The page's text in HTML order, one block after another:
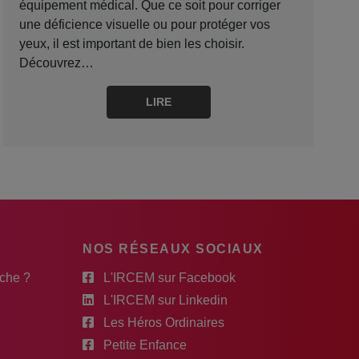
équipement médical. Que ce soit pour corriger
une déficience visuelle ou pour protéger vos
yeux, il est important de bien les choisir.
Découvrez…
LIRE
?
NOS RÉSEAUX SOCIAUX
L'IRCEM sur Facebook
L'IRCEM sur Linkedin
Les Héros Ordinaires
Petite Enfance